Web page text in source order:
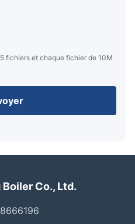
fichiers et chaque fichier de 10M
Co., Ltd.